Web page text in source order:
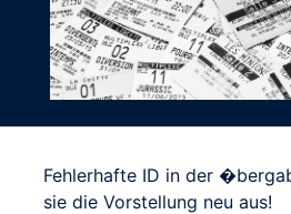
Fehlerhafte ID in der
sie die Vorstellung neu aus!